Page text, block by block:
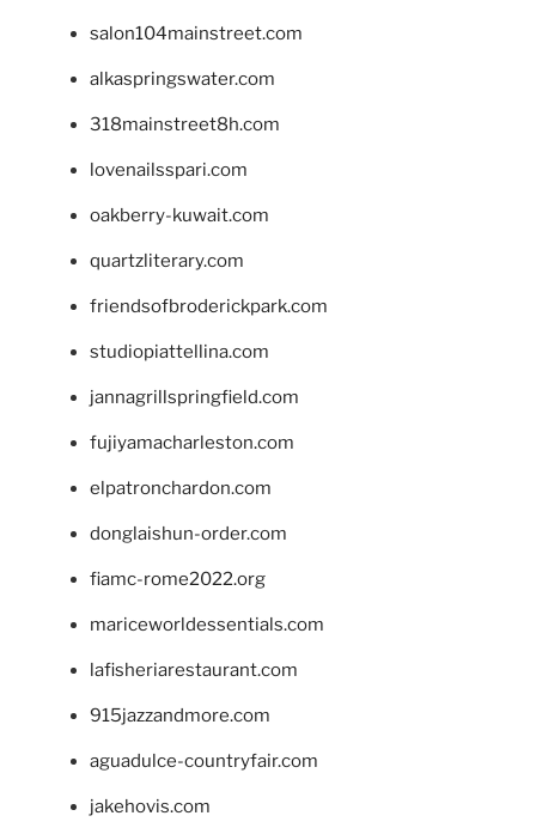
salon104mainstreet.com
alkaspringswater.com
318mainstreet8h.com
lovenailsspari.com
oakberry-kuwait.com
quartzliterary.com
friendsofbroderickpark.com
studiopiattellina.com
jannagrillspringfield.com
fujiyamacharleston.com
elpatronchardon.com
donglaishun-order.com
fiamc-rome2022.org
mariceworldessentials.com
lafisheriarestaurant.com
915jazzandmore.com
aguadulce-countryfair.com
jakehovis.com